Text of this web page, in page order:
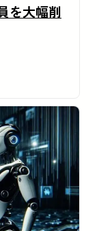
を大幅削